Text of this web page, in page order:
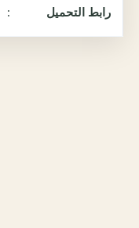
رابط التحميل :